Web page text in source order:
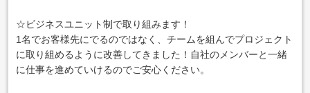
☆ビジネスユニット制で取り組みます！
1名でお客様先にでるのではなく、チームを組んでプロジェクト
に取り組めるように改善してきました！自社のメンバーと一緒
に仕事を進めていけるのでご安心ください。